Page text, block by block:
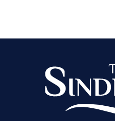
Комфорт
Телевизор